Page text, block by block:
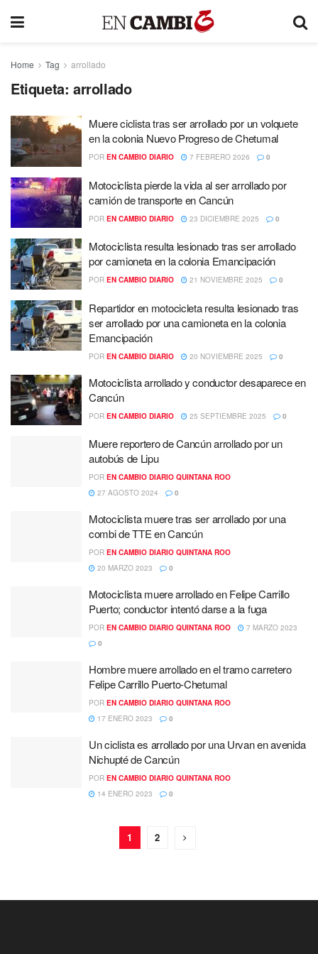
Home Tag arrollado
Etiqueta: arrollado
Muere ciclista tras ser arrollado por un volquete
en la colonia Nuevo Progreso de Chetumal
POR EN CAMBIO DIARIO 7 FEBRERO 2026 0
Motociclista pierde la vida al ser arrollado por
camión de transporte en Cancún
POR EN CAMBIO DIARIO 23 DICIEMBRE 2025 0
Motociclista resulta lesionado tras ser arrollado
por camioneta en la colonia Emancipación
POR EN CAMBIO DIARIO 21 NOVIEMBRE 2025 0
Repartidor en motocicleta resulta lesionado tras
ser arrollado por una camioneta en la colonia
Emancipación
POR EN CAMBIO DIARIO 20 NOVIEMBRE 2025 0
Motociclista arrollado y conductor desaparece en
Cancún
POR EN CAMBIO DIARIO 25 SEPTIEMBRE 2025 0
Muere reportero de Cancún arrollado por un
autobús de Lipu
POR EN CAMBIO DIARIO QUINTANA ROO
27 AGOSTO 2024
0
Motociclista muere tras ser arrollado por una
combi de TTE en Cancún
POR EN CAMBIO DIARIO QUINTANA ROO
20 MARZO 2023
0
Motociclista muere arrollado en Felipe Carrillo
Puerto; conductor intentó darse a la fuga
POR EN CAMBIO DIARIO QUINTANA ROO
7 MARZO 2023
0
Hombre muere arrollado en el tramo carretero
Felipe Carrillo Puerto-Chetumal
POR EN CAMBIO DIARIO QUINTANA ROO
17 ENERO 2023
0
Un ciclista es arrollado por una Urvan en avenida
Nichupté de Cancún
POR EN CAMBIO DIARIO QUINTANA ROO
14 ENERO 2023
0
1 2